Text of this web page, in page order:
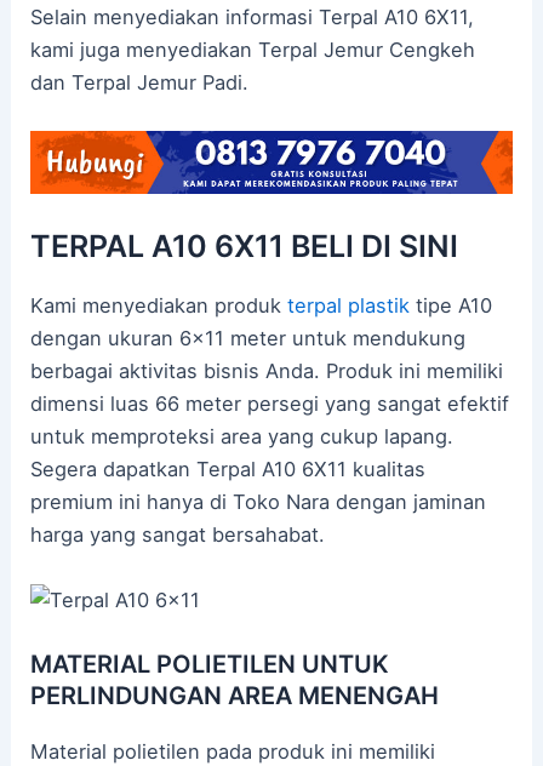
Selain menyediakan informasi Terpal A10 6X11,
kami juga menyediakan Terpal Jemur Cengkeh
dan Terpal Jemur Padi.
TERPAL A10 6X11 BELI DI SINI
Kami menyediakan produkterpal plastik tipe A10
dengan ukuran 6×11 meter untuk mendukung
berbagai aktivitas bisnis Anda. Produk ini memiliki
dimensi luas 66 meter persegi yang sangat efektif
untuk memproteksi area yang cukup lapang.
Segera dapatkan Terpal A10 6X11 kualitas
premium ini hanya di Toko Nara dengan jaminan
harga yang sangat bersahabat.
MATERIAL POLIETILEN UNTUK
PERLINDUNGAN AREA MENENGAH
Material polietilen pada produk ini memiliki